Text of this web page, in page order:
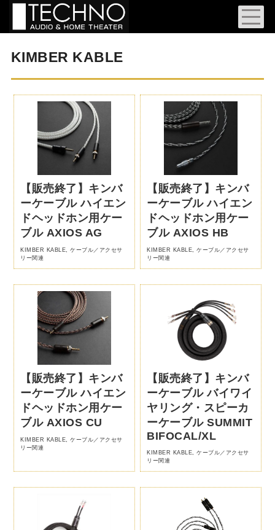
KIMBER KABLE
【販売終了】キンバ
ーケーブル ハイエン
ドヘッドホン用ケー
ブル AXIOS AG
KIMBER KABLE,ケーブル／アクセサ
リー関連
【販売終了】キンバ
ーケーブル ハイエン
ドヘッドホン用ケー
ブル AXIOS HB
KIMBER KABLE,ケーブル／アクセサ
リー関連
【販売終了】キンバ
ーケーブル ハイエン
ドヘッドホン用ケー
ブル AXIOS CU
KIMBER KABLE ,ケーブル／アクセサ
リー関連
【販売終了】キンバ
ーケーブル バイワイ
ヤリング・スピーカ
ーケーブル SUMMIT
BIFOCAL/XL
KIMBER KABLE ,ケーブル／アクセサ
リー関連